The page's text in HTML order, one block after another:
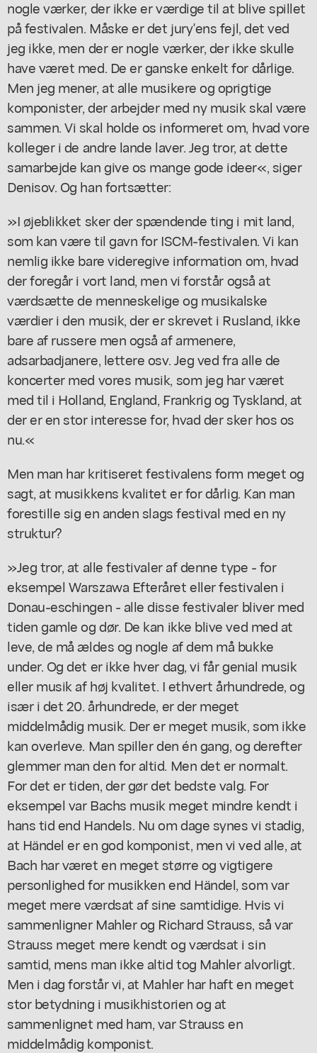
nogle værker, der ikke er værdige til at blive spillet
på festivalen. Måske er det jury'ens fejl, det ved
jeg ikke, men der er nogle værker, der ikke skulle
have været med. De er ganske enkelt for dårlige.
Men jeg mener, at alle musikere og oprigtige
komponister, der arbejder med ny musik skal være
sammen. Vi skal holde os informeret om, hvad vore
kolleger i de andre lande laver. Jeg tror, at dette
samarbejde kan give os mange gode ideer«, siger
Denisov. Og han fortsætter:
»I øjeblikket sker der spændende ting i mit land,
som kan være til gavn for ISCM-festivalen. Vi kan
nemlig ikke bare videregive information om, hvad
der foregår i vort land, men vi forstår også at
værdsætte de menneskelige og musikalske
værdier i den musik, der er skrevet i Rusland, ikke
bare af russere men også af armenere,
adsarbadjanere, lettere osv. Jeg ved fra alle de
koncerter med vores musik, som jeg har været
med til i Holland, England, Frankrig og Tyskland, at
der er en stor interesse for, hvad der sker hos os
nu.«
Men man har kritiseret festivalens form meget og
sagt, at musikkens kvalitet er for dårlig. Kan man
forestille sig en anden slags festival med en ny
struktur?
»Jeg tror, at alle festivaler af denne type - for
eksempel Warszawa Efteråret eller festivalen i
Donau-eschingen - alle disse festivaler bliver med
tiden gamle og dør. De kan ikke blive ved med at
leve, de må ældes og nogle af dem må bukke
under. Og det er ikke hver dag, vi får genial musik
eller musik af høj kvalitet. I ethvert århundrede, og
især i det 20. århundrede, er der meget
middelmådig musik. Der er meget musik, som ikke
kan overleve. Man spiller den én gang, og derefter
glemmer man den for altid. Men det er normalt.
For det er tiden, der gør det bedste valg. For
eksempel var Bachs musik meget mindre kendt i
hans tid end Handels. Nu om dage synes vi stadig,
at Händel er en god komponist, men vi ved alle, at
Bach har været en meget større og vigtigere
personlighed for musikken end Händel, som var
meget mere værdsat af sine samtidige. Hvis vi
sammenligner Mahler og Richard Strauss, så var
Strauss meget mere kendt og værdsat i sin
samtid, mens man ikke altid tog Mahler alvorligt.
Men i dag forstår vi, at Mahler har haft en meget
stor betydning i musikhistorien og at
sammenlignet med ham, var Strauss en
middelmådig komponist.